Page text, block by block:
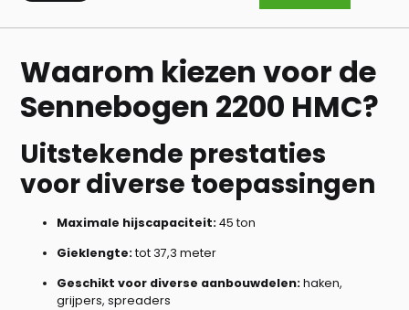
Waarom kiezen voor de
Sennebogen 2200 HMC?
Uitstekende prestaties
voor diverse toepassingen
Maximale hijscapaciteit:45 ton
Gieklengte:tot 37,3 meter
Geschikt voor diverse aanbouwdelen:haken,
grijpers, spreaders